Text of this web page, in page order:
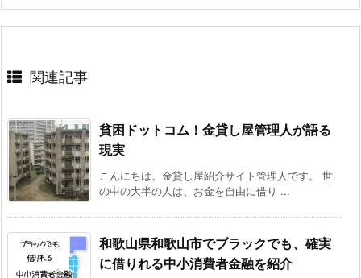
関連記事
貧困ドットコム！金貸し屋管理人が語る
現実
こんにちは。金貸し屋紹介サイト管理人です。 世
の中の大半の人は、お金を自由に借り ...
和歌山県和歌山市でブラックでも、確実
に借りれる中小消費者金融を紹介